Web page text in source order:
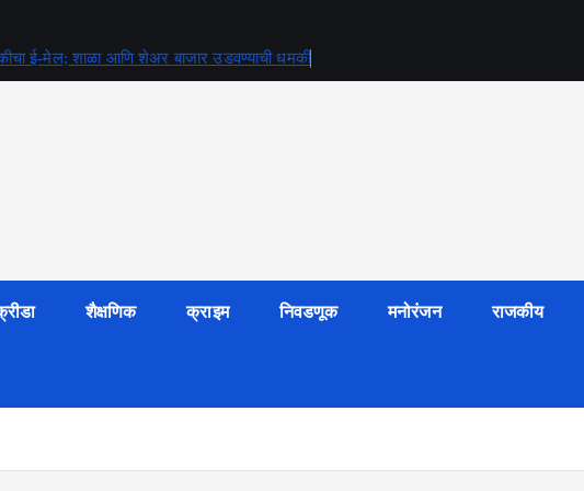
ई-मेल; शाळा आणि शेअर बाजार उडवण्याची धमकी
शैक्षणिक क्राइम निवडणूक मनोरंजन राजकीय